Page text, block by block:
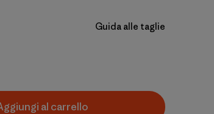
Guida alle taglie
al carrello